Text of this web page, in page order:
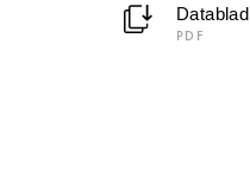
Datablad
PDF